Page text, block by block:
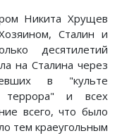
Никита Хрущев
Сталин и
десятилетий
на Сталина через
в "культе
террора" и всех
всего, что было
тем краеугольным